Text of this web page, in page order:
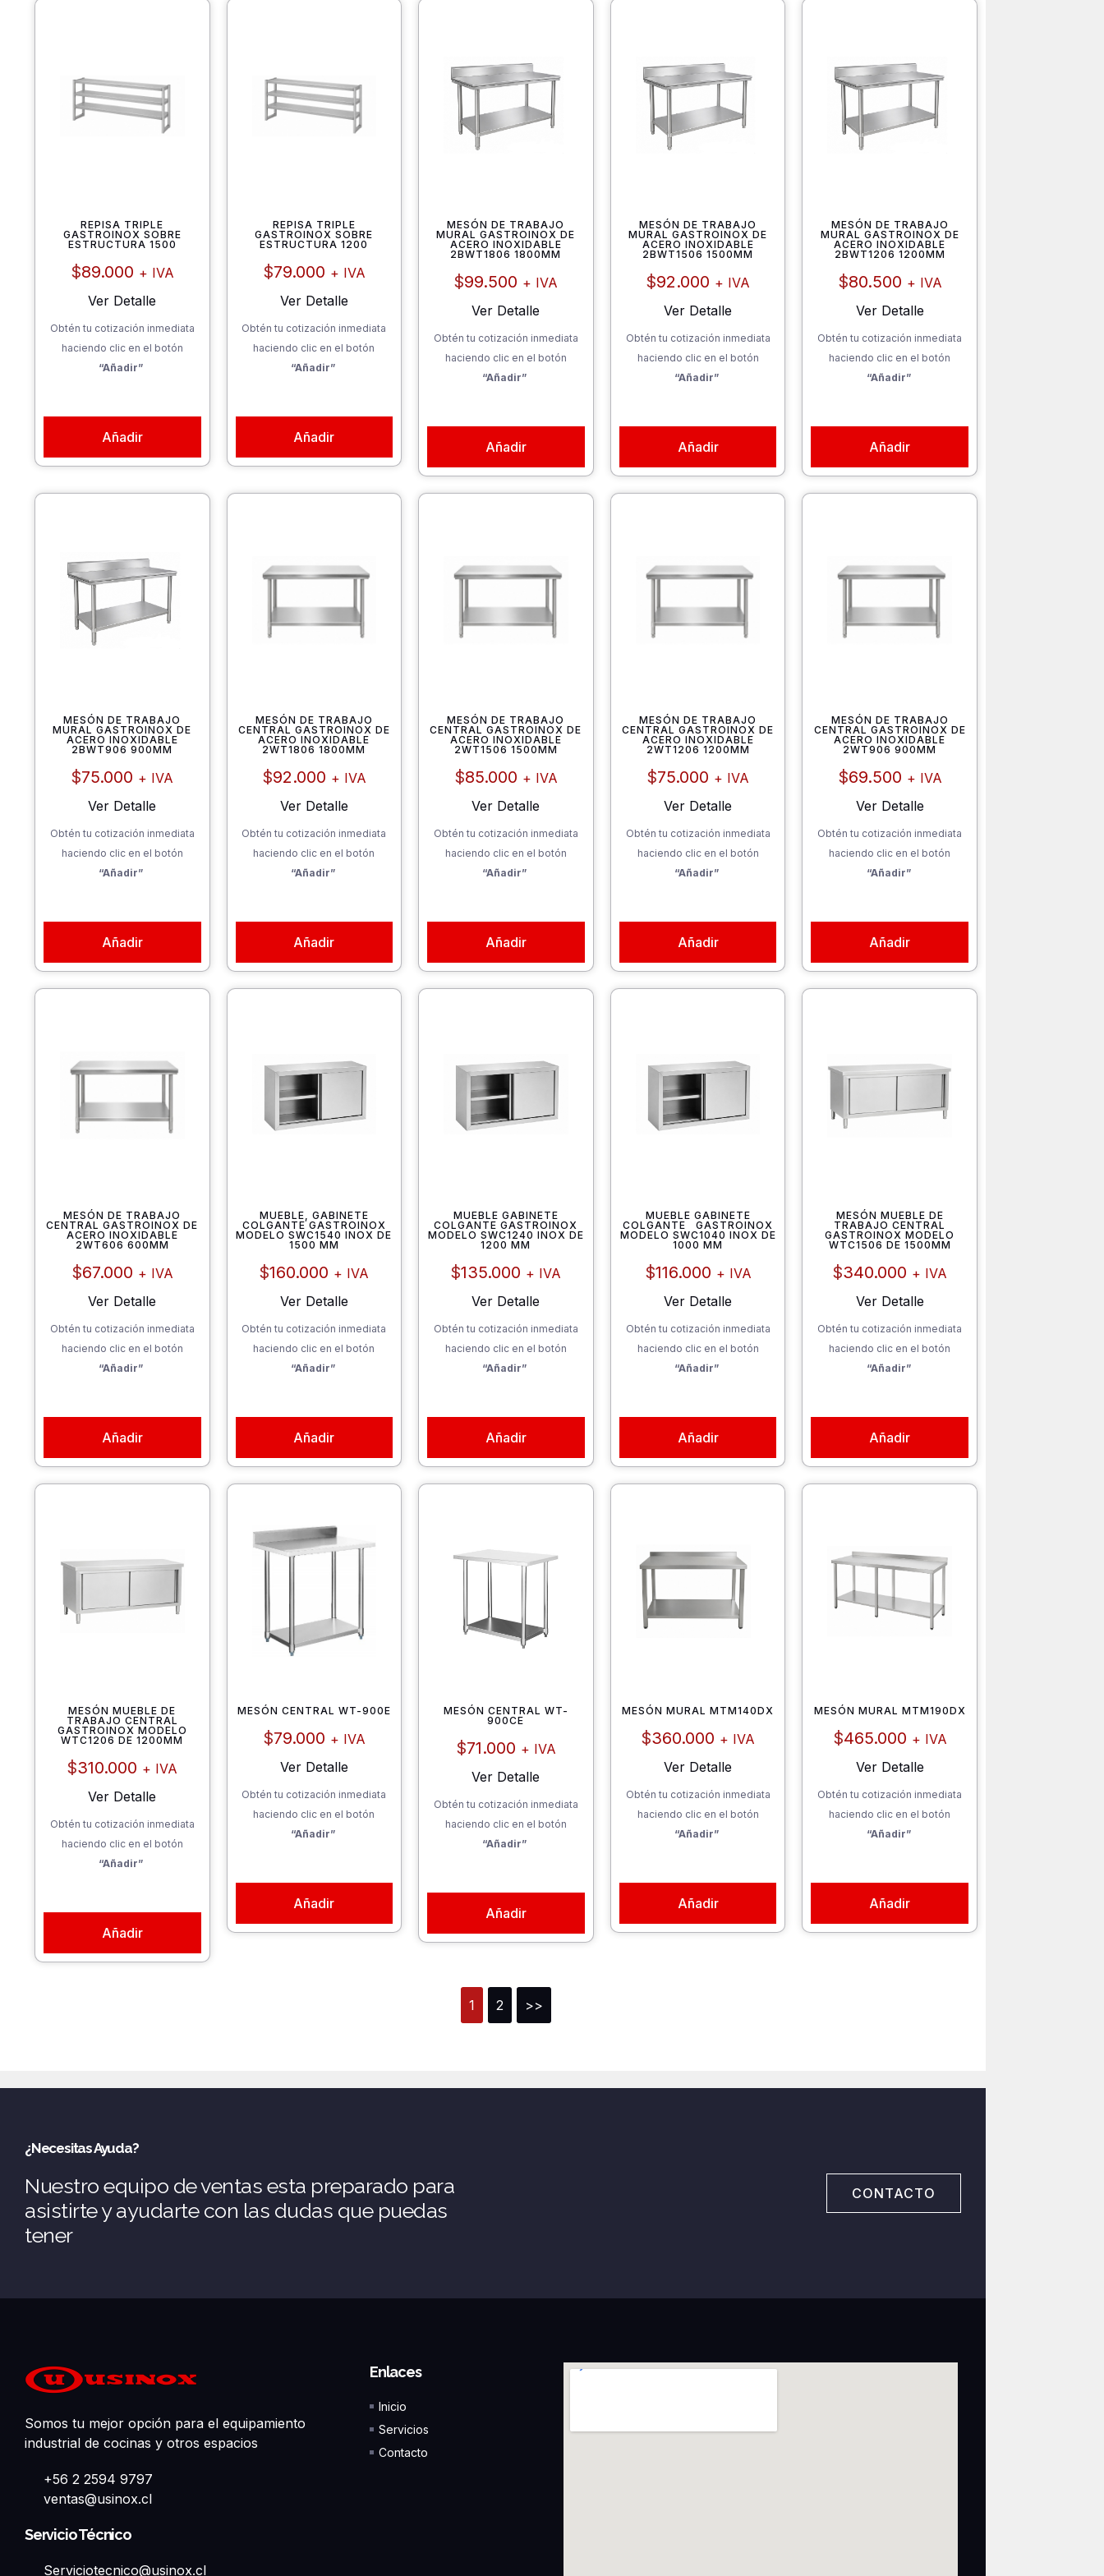
REPISA TRIPLE
GASTROINOX SOBRE
ESTRUCTURA 1500
$89.000 + IVA
Ver Detalle
Obtén tu cotización inmediata
haciendo clic en el botón
“Añadir”
Añadir
REPISA TRIPLE
GASTROINOX SOBRE
ESTRUCTURA 1200
$79.000 + IVA
Ver Detalle
Obtén tu cotización inmediata
haciendo clic en el botón
“Añadir”
Añadir
MESÓN DE TRABAJO
MURAL GASTROINOX DE
ACERO INOXIDABLE
2BWT1806 1800MM
$99.500 + IVA
Ver Detalle
Obtén tu cotización inmediata
haciendo clic en el botón
“Añadir”
Añadir
MESÓN DE TRABAJO
MURAL GASTROINOX DE
ACERO INOXIDABLE
2BWT1506 1500MM
$92.000 + IVA
Ver Detalle
Obtén tu cotización inmediata
haciendo clic en el botón
“Añadir”
Añadir
MESÓN DE TRABAJO
MURAL GASTROINOX DE
ACERO INOXIDABLE
2BWT1206 1200MM
$80.500 + IVA
Ver Detalle
Obtén tu cotización inmediata
haciendo clic en el botón
“Añadir”
Añadir
MESÓN DE TRABAJO
MURAL GASTROINOX DE
ACERO INOXIDABLE
2BWT906 900MM
$75.000 + IVA
Ver Detalle
Obtén tu cotización inmediata
haciendo clic en el botón
“Añadir”
Añadir
MESÓN DE TRABAJO
CENTRAL GASTROINOX DE
ACERO INOXIDABLE
2WT1806 1800MM
$92.000 + IVA
Ver Detalle
Obtén tu cotización inmediata
haciendo clic en el botón
“Añadir”
Añadir
MESÓN DE TRABAJO
CENTRAL GASTROINOX DE
ACERO INOXIDABLE
2WT1506 1500MM
$85.000 + IVA
Ver Detalle
Obtén tu cotización inmediata
haciendo clic en el botón
“Añadir”
Añadir
MESÓN DE TRABAJO
CENTRAL GASTROINOX DE
ACERO INOXIDABLE
2WT1206 1200MM
$75.000 + IVA
Ver Detalle
Obtén tu cotización inmediata
haciendo clic en el botón
“Añadir”
Añadir
MESÓN DE TRABAJO
CENTRAL GASTROINOX DE
ACERO INOXIDABLE
2WT906 900MM
$69.500 + IVA
Ver Detalle
Obtén tu cotización inmediata
haciendo clic en el botón
“Añadir”
Añadir
MESÓN DE TRABAJO
CENTRAL GASTROINOX DE
ACERO INOXIDABLE
2WT606 600MM
$67.000 + IVA
Ver Detalle
Obtén tu cotización inmediata
haciendo clic en el botón
“Añadir”
Añadir
MUEBLE, GABINETE
COLGANTE GASTROINOX
MODELO SWC1540 INOX DE
1500 MM
$160.000 + IVA
Ver Detalle
Obtén tu cotización inmediata
haciendo clic en el botón
“Añadir”
Añadir
MUEBLE GABINETE
COLGANTE GASTROINOX
MODELO SWC1240 INOX DE
1200 MM
$135.000 + IVA
Ver Detalle
Obtén tu cotización inmediata
haciendo clic en el botón
“Añadir”
Añadir
MUEBLE GABINETE
COLGANTE GASTROINOX
MODELO SWC1040 INOX DE
1000 MM
$116.000 + IVA
Ver Detalle
Obtén tu cotización inmediata
haciendo clic en el botón
“Añadir”
Añadir
MESÓN MUEBLE DE
TRABAJO CENTRAL
GASTROINOX MODELO
WTC1506 DE 1500MM
$340.000 + IVA
Ver Detalle
Obtén tu cotización inmediata
haciendo clic en el botón
“Añadir”
Añadir
MESÓN MUEBLE DE
TRABAJO CENTRAL
GASTROINOX MODELO
WTC1206 DE 1200MM
$310.000 + IVA
Ver Detalle
Obtén tu cotización inmediata
haciendo clic en el botón
“Añadir”
Añadir
MESÓN CENTRAL WT-900E
$79.000 + IVA
Ver Detalle
Obtén tu cotización inmediata
haciendo clic en el botón
“Añadir”
Añadir
MESÓN CENTRAL WT-
900CE
$71.000 + IVA
Ver Detalle
Obtén tu cotización inmediata
haciendo clic en el botón
“Añadir”
Añadir
MESÓN MURAL MTM140DX
$360.000 + IVA
Ver Detalle
Obtén tu cotización inmediata
haciendo clic en el botón
“Añadir”
Añadir
MESÓN MURAL MTM190DX
$465.000 + IVA
Ver Detalle
Obtén tu cotización inmediata
haciendo clic en el botón
“Añadir”
Añadir
1 2 >>
¿Necesitas Ayuda?
Nuestro equipo de ventas esta preparado para
asistirte y ayudarte con las dudas que puedas
tener
CONTACTO
Somos tu mejor opción para el equipamiento
industrial de cocinas y otros espacios
+56 2 2594 9797
ventas@usinox.cl
Servicio Técnico
Serviciotecnico@usinox.cl
Enlaces
Inicio
Servicios
Contacto